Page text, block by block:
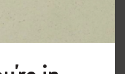
14日以内にカスタマー
理行います。商品到着
きます。